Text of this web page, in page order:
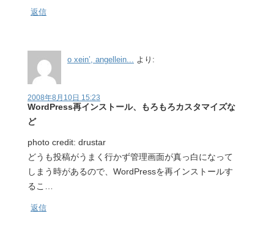
返信
o xein’, angellein... より:
2008年8月10日 15:23
WordPress再インストール、もろもろカスタマイズな
ど
photo credit: drustar
どうも投稿がうまく行かず管理画面が真っ白になって
しまう時があるので、WordPressを再インストールす
るこ…
返信